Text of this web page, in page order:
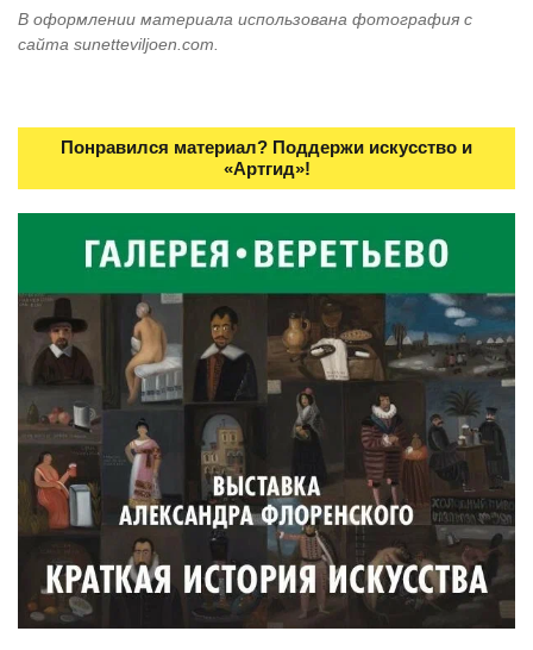
В оформлении материала использована фотография с
сайта sunetteviljoen.com.
Понравился материал? Поддержи искусство и
«Артгид»!